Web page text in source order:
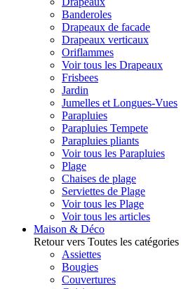
Banderoles
Drapeaux de facade
Drapeaux verticaux
Oriflammes
Voir tous les Drapeaux
Frisbees
Jardin
Jumelles et Longues-Vues
Parapluies
Parapluies Tempete
Parapluies pliants
Voir tous les Parapluies
Plage
Chaises de plage
Serviettes de Plage
Voir tous les Plage
Voir tous les articles
Maison & Déco
Retour vers Toutes les catégories
Assiettes
Bougies
Couvertures